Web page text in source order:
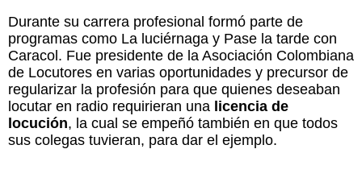
Durante su carrera profesional formó parte de
programas como La luciérnaga y Pase la tarde con
Caracol. Fue presidente de la Asociación Colombiana
de Locutores en varias oportunidades y precursor de
regularizar la profesión para que quienes deseaban
locutar en radio requirieran una licencia de
locución, la cual se empeñó también en que todos
sus colegas tuvieran, para dar el ejemplo.